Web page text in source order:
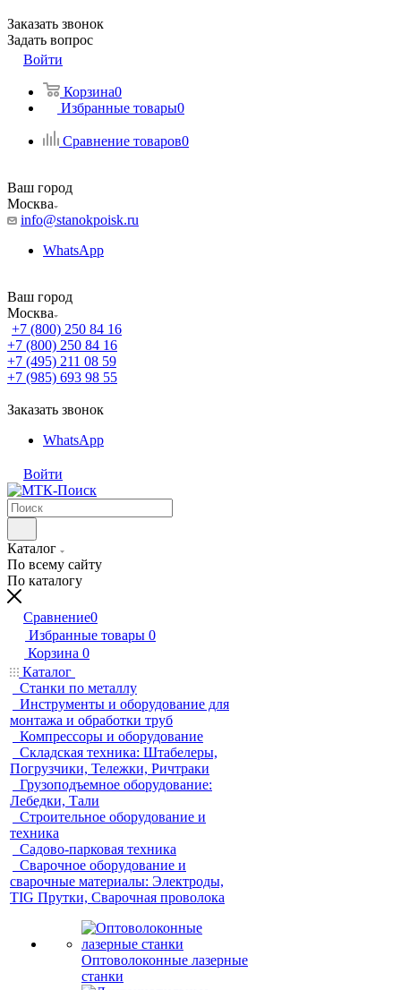
Заказать звонок
Задать вопрос
Войти
Корзина0
Избранные товары0
Сравнение товаров0
Ваш город
Москва
info@stanokpoisk.ru
WhatsApp
Ваш город
Москва
+7 (800) 250 84 16
+7 (800) 250 84 16
+7 (495) 211 08 59
+7 (985) 693 98 55
Заказать звонок
WhatsApp
Войти
Каталог
По всему сайту
По каталогу
Сравнение0
Избранные товары 0
Корзина 0
Каталог
Станки по металлу
Инструменты и оборудование для
монтажа и обработки труб
Компрессоры и оборудование
Складская техника: Штабелеры,
Погрузчики, Тележки, Ричтраки
Грузоподъемное оборудование:
Лебедки, Тали
Строительное оборудование и
техника
Садово-парковая техника
Сварочное оборудование и
сварочные материалы: Электроды,
TIG Прутки, Сварочная проволока
Оптоволоконные лазерные
станки